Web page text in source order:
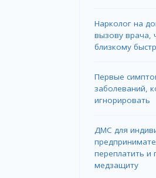
Нарколог на
вызову врача,
близкому
Первые
заболеваний,
игнорировать
ДМС для
переплатить и
медзащиту